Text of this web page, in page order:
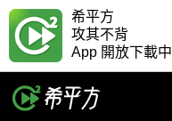
希平方
攻其不背
App 開放下載中